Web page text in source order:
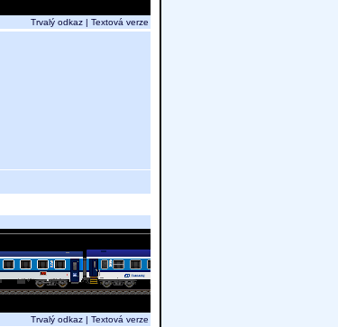
Trvalý odkaz | Textová verze
Trvalý odkaz | Textová verze